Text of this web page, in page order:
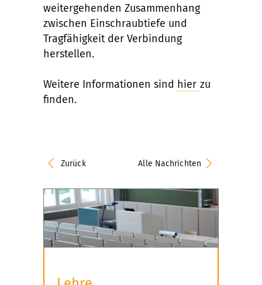
weitergehenden Zusammenhang
zwischen Einschraubtiefe und
Tragfähigkeit der Verbindung
herstellen.
Weitere Informationen sind hier zu
finden.
Zurück Alle Nachrichten